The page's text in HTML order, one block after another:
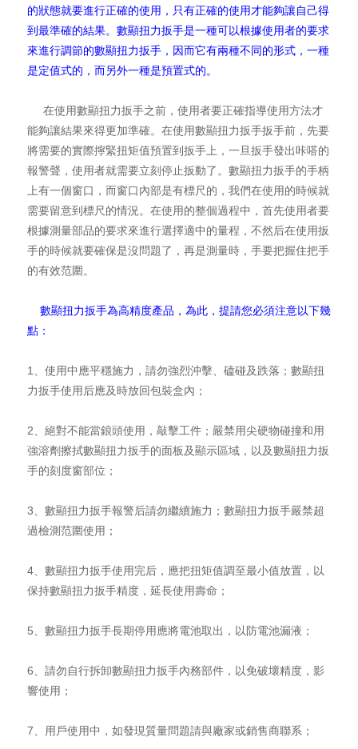
的狀態就要進行正確的使用，只有正確的使用才能夠讓自己得
到最準確的結果。數顯扭力扳手是一種可以根據使用者的要求
來進行調節的數顯扭力扳手，因而它有兩種不同的形式，一種
是定值式的，而另外一種是預置式的。
在使用數顯扭力扳手之前，使用者要正確指導使用方法才
能夠讓結果來得更加準確。在使用數顯扭力扳手扳手前，先要
將需要的實際擰緊扭矩值預置到扳手上，一旦扳手發出咔嗒的
報警聲，使用者就需要立刻停止扳動了。數顯扭力扳手的手柄
上有一個窗口，而窗口內部是有標尺的，我們在使用的時候就
需要留意到標尺的情況。在使用的整個過程中，首先使用者要
根據測量部品的要求來進行選擇適中的量程，不然后在使用扳
手的時候就要確保是沒問題了，再是測量時，手要把握住把手
的有效范圍。
數顯扭力扳手為高精度產品，為此，提請您必須注意以下幾
點：
1、使用中應平穩施力，請勿強烈沖擊、磕碰及跌落；數顯扭
力扳手使用后應及時放回包裝盒內；
2、絕對不能當鋃頭使用，敲擊工件；嚴禁用尖硬物碰撞和用
強溶劑擦拭數顯扭力扳手的面板及顯示區域，以及數顯扭力扳
手的刻度窗部位；
3、數顯扭力扳手報警后請勿繼續施力；數顯扭力扳手嚴禁超
過檢測范圍使用；
4、數顯扭力扳手使用完后，應把扭矩值調至最小值放置，以
保持數顯扭力扳手精度，延長使用壽命；
5、數顯扭力扳手長期停用應將電池取出，以防電池漏液；
6、請勿自行拆卸數顯扭力扳手內務部件，以免破壞精度，影
響使用；
7、用戶使用中，如發現質量問題請與廠家或銷售商聯系；